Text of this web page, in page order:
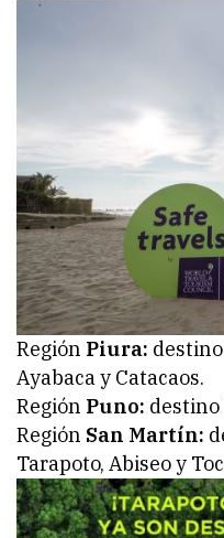
Región Piura:
Ayabaca y Catacaos.
Región Puno: destino
Región San Martín:
Tarapoto, Abiseo y